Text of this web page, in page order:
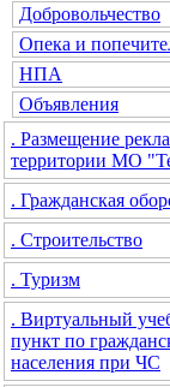
Добровольчество
Опека и
НПА
Объявления
. Размещение
территории МО
. Гражданская
. Строительство
. Туризм
. Виртуальный
пункт по
населения при ЧС